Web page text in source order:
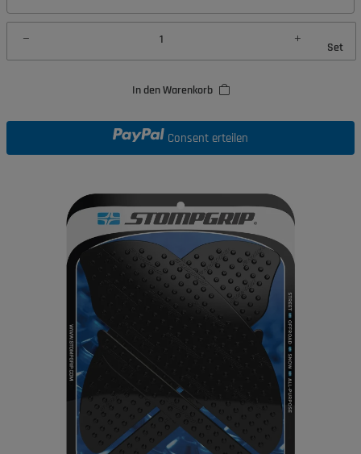
Set
In den Warenkorb
Consent erteilen